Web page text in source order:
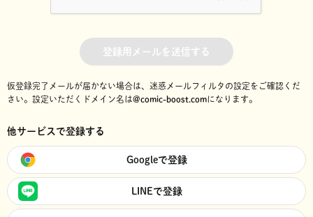
登録用メールを送信する
仮登録完了メールが届かない場合は、迷惑メールフィルタの設定をご確認くだ
さい。 設定いただくドメイン名は@comic-boost.comになります。
他サービスで登録する
Googleで登録
LINEで登録